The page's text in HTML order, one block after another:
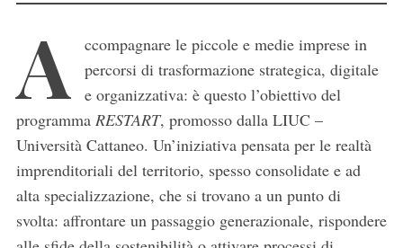
A
ccompagnare le piccole e medie imprese in
percorsi di trasformazione strategica, digitale
e organizzativa: è questo l’obiettivo del
programma RESTART, promosso dalla LIUC –
Università Cattaneo. Un’iniziativa pensata per le realtà
imprenditoriali del territorio, spesso consolidate e ad
alta specializzazione, che si trovano a un punto di
svolta: affrontare un passaggio generazionale, rispondere